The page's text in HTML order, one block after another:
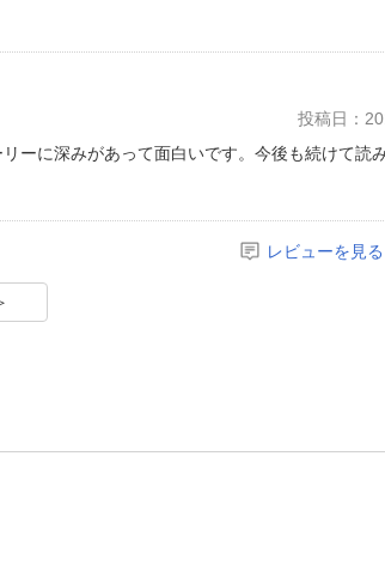
投稿日：
ーに深みがあって面白いです。今後も続けて読み
レビューを見